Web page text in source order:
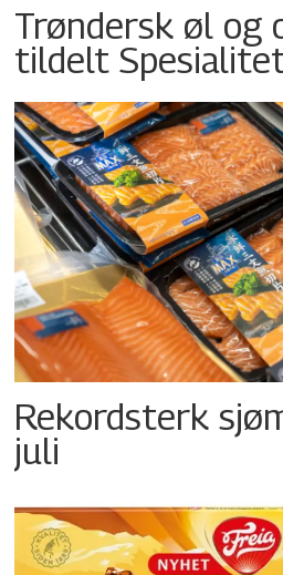
Trøndersk øl og
tildelt
Rekordsterk
juli